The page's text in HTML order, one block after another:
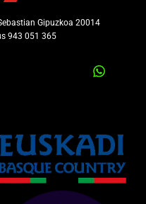
Gipuzkoa 20014
943 051 365